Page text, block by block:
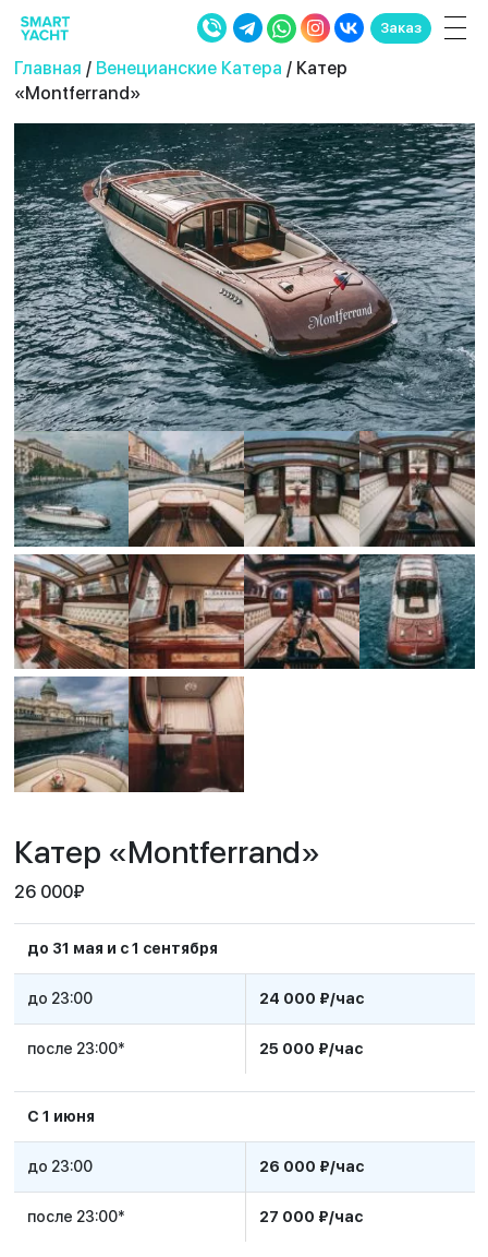
Заказ
Главная / Венецианские Катера / Катер
«Montferrand»
Катер «Montferrand»
26 000₽
до 31 мая и с 1 сентября
до 23:00 24 000 ₽/час
после 23:00* 25 000 ₽/час
C 1 июня
до 23:00 26 000 ₽/час
после 23:00* 27 000 ₽/час